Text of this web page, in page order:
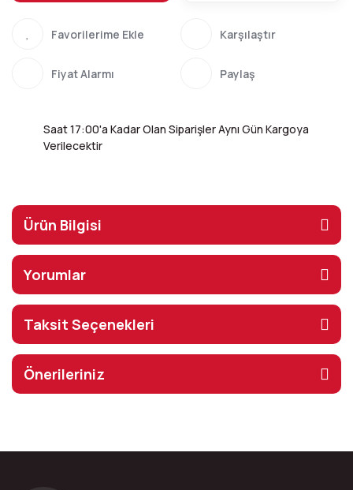
Karşılaştır
Fiyat Alarmı Paylaş
Saat 17:00'a Kadar Olan Siparişler Aynı Gün Kargoya
Verilecektir
Ürün Bilgisi
Yorumlar
Taksit Seçenekleri
Önerileriniz